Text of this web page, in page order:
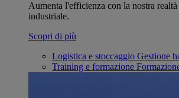
Aumenta l'efficienza con la nostra realtà
industriale.
Scopri di più
Logistica e stoccaggio Gestione
Training e formazione